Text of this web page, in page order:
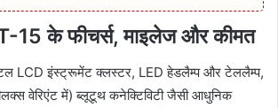
15 के फीचर्स, माइलेज और कीमत
LCD इंस्ट्रूमेंट क्लस्टर, LED हेडलैम्प और टेललैम्प,
वेरिएंट में) ब्लूटूथ कनेक्टिविटी जैसी आधुनिक